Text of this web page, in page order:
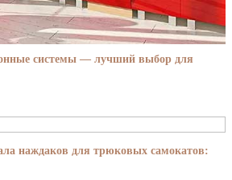
системы — лучший выбор для
наждаков для трюковых самокатов: